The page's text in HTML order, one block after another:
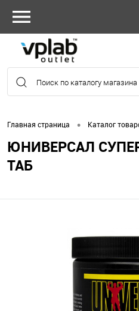
Главная страница • Каталог
ЮНИВЕРСАЛ
ТАБ